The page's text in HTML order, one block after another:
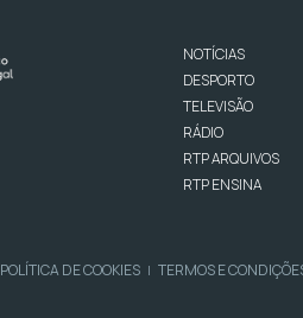
NOTÍCIAS
DESPORTO
TELEVISÃO
RÁDIO
RTP ARQUIVOS
RTP ENSINA
POLÍTICA DE COOKIES | TERMOS E